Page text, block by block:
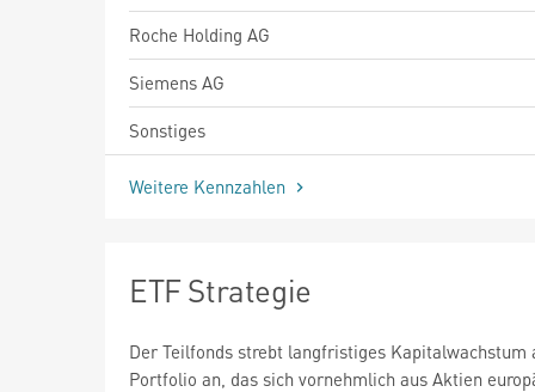
Roche Holding AG
Siemens AG
Sonstiges
Weitere Kennzahlen
ETF Strategie
Der Teilfonds strebt langfristiges Kapitalwachstum
Portfolio an, das sich vornehmlich aus Aktien